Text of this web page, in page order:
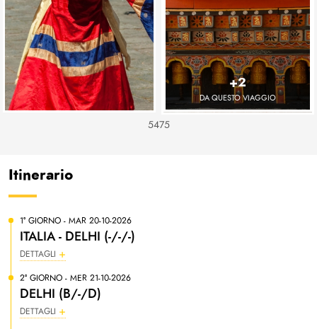
+2
DA QUESTO VIAGGIO
5475
Itinerario
1° GIORNO - MAR 20-10-2026
ITALIA - DELHI (-/-/-)
DETTAGLI
2° GIORNO - MER 21-10-2026
DELHI (B/-/D)
DETTAGLI